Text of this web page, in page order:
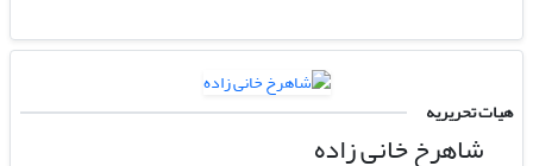
هیات تحریریه
شاهرخ خانی زاده